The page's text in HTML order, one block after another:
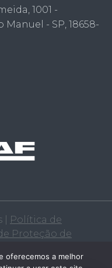
1001 -
- SP, 18658-
Política de
Proteção de
oferecemos a melhor